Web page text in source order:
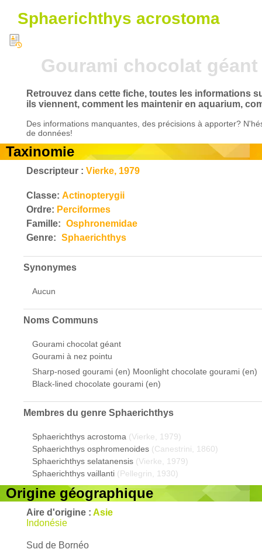
Sphaerichthys acrostoma
Gourami chocolat géant
Retrouvez dans cette fiche, toutes les informations
ils viennent, comment les maintenir en aquarium,
Des informations manquantes, des précisions à apporter?
de données!
Taxinomie
Descripteur : Vierke, 1979
Classe: Actinopterygii
Ordre: Perciformes
Famille: Osphronemidae
Genre: Sphaerichthys
Synonymes
Aucun
Noms Communs
Gourami chocolat géant
Gourami à nez pointu
Sharp-nosed gourami (en) Moonlight chocolate gourami (en)
Black-lined chocolate gourami (en)
Membres du genre Sphaerichthys
Sphaerichthys acrostoma (Vierke, 1979)
Sphaerichthys osphromenoides (Canestrini, 1860)
Sphaerichthys selatanensis (Vierke, 1979)
Sphaerichthys vaillanti (Pellegrin, 1930)
Origine géographique
Aire d'origine : Asie
Indonésie
Sud de Bornéo